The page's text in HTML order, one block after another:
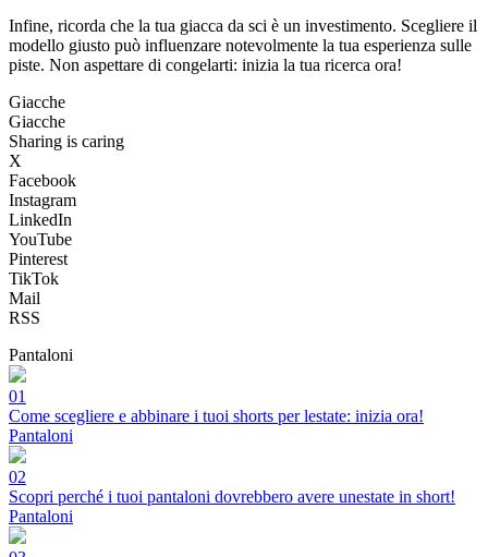
Infine, ricorda che la tua giacca da sci è un investimento. Scegliere il
modello giusto può influenzare notevolmente la tua esperienza sulle
piste. Non aspettare di congelarti: inizia la tua ricerca ora!
Giacche
Giacche
Sharing is caring
X
Facebook
Instagram
LinkedIn
YouTube
Pinterest
TikTok
Mail
RSS
Pantaloni
01
Come scegliere e abbinare i tuoi shorts per lestate: inizia ora!
Pantaloni
02
Scopri perché i tuoi pantaloni dovrebbero avere unestate in short!
Pantaloni